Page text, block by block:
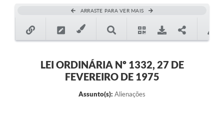
Programa Famílias Fortes
Contratação de estagiário - estudante de Direito -
ARRASTE PARA VER MAIS
LEI ORDINÁRIA Nº 1332, 27 DE
FEVEREIRO DE 1975
Assunto(s): Alienações